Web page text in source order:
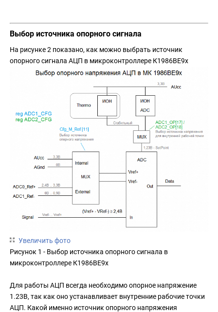
Выбор источника опорного сигнала
На рисунке 2 показано, как можно выбрать источник
опорного сигнала АЦП в микроконтроллере К1986ВЕ9х
Увеличить фото
Рисунок 1 - Выбор источника опорного сигнала в
микроконтроллере К1986ВЕ9х
Для работы АЦП всегда необходимо опорное напряжение
1.23В, так как оно устанавливает внутренние рабочие точки
АЦП. Какой именно источник опорного напряжения